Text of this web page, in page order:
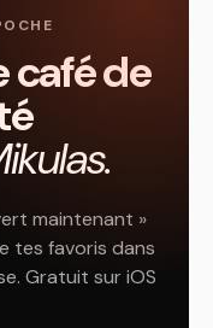
café de
maintenant »
tes favoris dans
Gratuit sur iOS